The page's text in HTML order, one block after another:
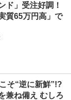
ド」受注好調！
質65万円高」で
そ“逆に新鮮”!?
兼ね備え むしろ